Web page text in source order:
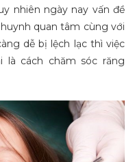
nhiên ngày nay vấn đề
quan tâm cùng với
dễ bị lệch lạc thì việc
là cách chăm sóc răng